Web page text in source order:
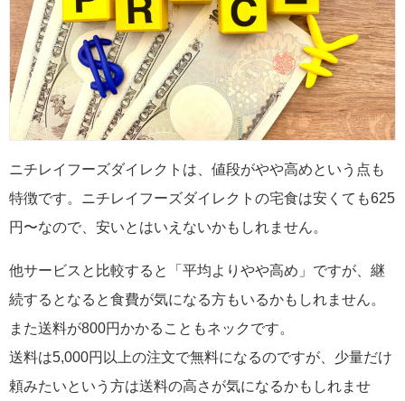
ニチレイフーズダイレクトは、値段がやや高めという点も
特徴です。ニチレイフーズダイレクトの宅食は安くても625
円〜なので、安いとはいえないかもしれません。
他サービスと比較すると「平均よりやや高め」ですが、継
続するとなると食費が気になる方もいるかもしれません。
また送料が800円かかることもネックです。
送料は5,000円以上の注文で無料になるのですが、少量だけ
頼みたいという方は送料の高さが気になるかもしれませ